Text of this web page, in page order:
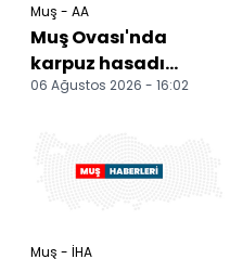
Muş - AA
Muş Ovası'nda
karpuz hasadı
başladı
06 Ağustos 2026 - 16:02
Muş - İHA